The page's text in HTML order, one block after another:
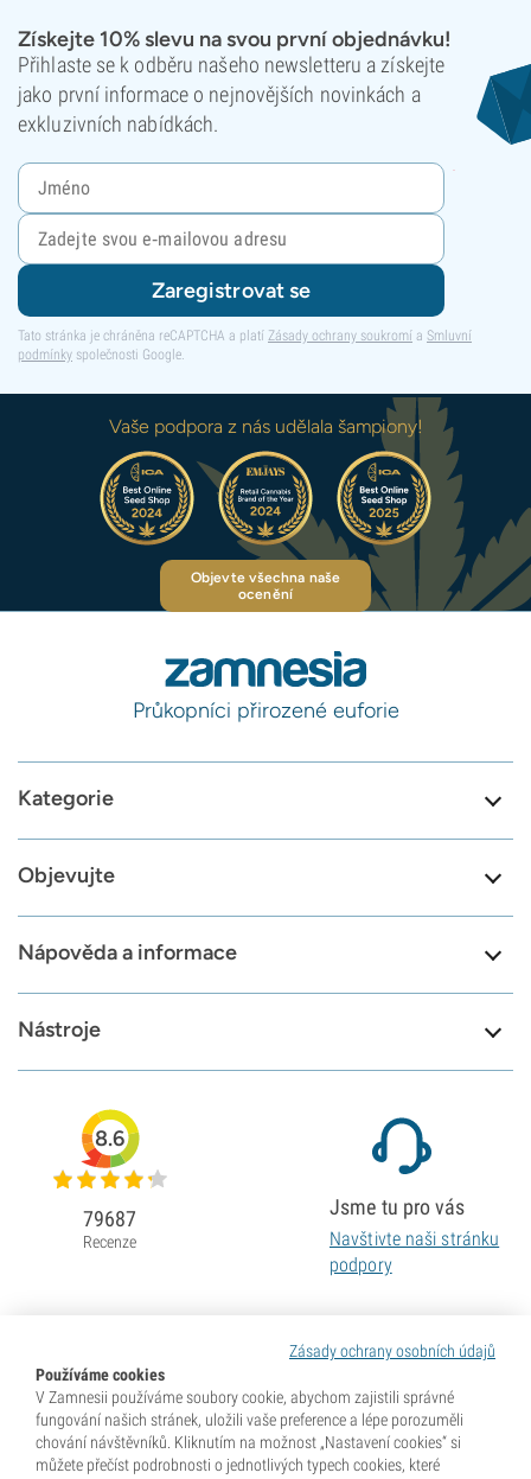
Získejte 10% slevu na svou první objednávku!
Přihlaste se k odběru našeho newsletteru a získejte
jako první informace o nejnovějších novinkách a
exkluzivních nabídkách.
Zaregistrovat se
Tato stránka je chráněna reCAPTCHA a platí Zásady ochrany soukromí a Smluvní
podmínky společnosti Google.
Vaše podpora z nás udělala šampiony!
Objevte všechna naše
ocenění
Průkopníci přirozené euforie
Kategorie
Objevujte
Nápověda a informace
Nástroje
Zásady ochrany osobních údajů
Používáme cookies
V Zamnesii používáme soubory cookie, abychom zajistili správné
fungování našich stránek, uložili vaše preference a lépe porozuměli
chování návštěvníků. Kliknutím na možnost „Nastavení cookies“ si
můžete přečíst podrobnosti o jednotlivých typech cookies, které
8.6
79687
Recenze
Jsme tu pro vás
Navštivte naši stránku
podpory